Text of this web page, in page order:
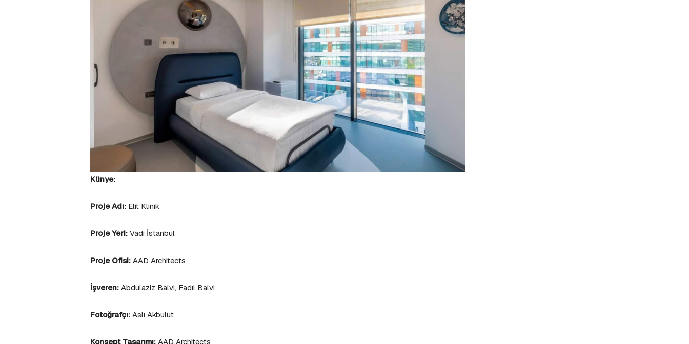
Künye:
Proje Adı: Elit Klinik
Proje Yeri: Vadi İstanbul
Proje Ofisi: AAD Architects
İşveren: Abdulaziz Balvi, Fadıl Balvi
Fotoğrafçı: Aslı Akbulut
Konsept Tasarımı: AAD Architects